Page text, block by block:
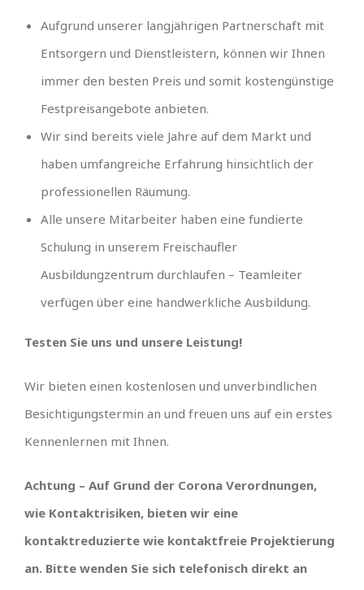
Aufgrund unserer langjährigen Partnerschaft mit
Entsorgern und Dienstleistern, können wir Ihnen
immer den besten Preis und somit kostengünstige
Festpreisangebote anbieten.
Wir sind bereits viele Jahre auf dem Markt und
haben umfangreiche Erfahrung hinsichtlich der
professionellen Räumung.
Alle unsere Mitarbeiter haben eine fundierte
Schulung in unserem Freischaufler
Ausbildungzentrum durchlaufen – Teamleiter
verfügen über eine handwerkliche Ausbildung.
Testen Sie uns und unsere Leistung!
Wir bieten einen kostenlosen und unverbindlichen
Besichtigungstermin an und freuen uns auf ein erstes
Kennenlernen mit Ihnen.
Achtung – Auf Grund der Corona Verordnungen,
wie Kontaktrisiken, bieten wir eine
kontaktreduzierte wie kontaktfreie Projektierung
an. Bitte wenden Sie sich telefonisch direkt an